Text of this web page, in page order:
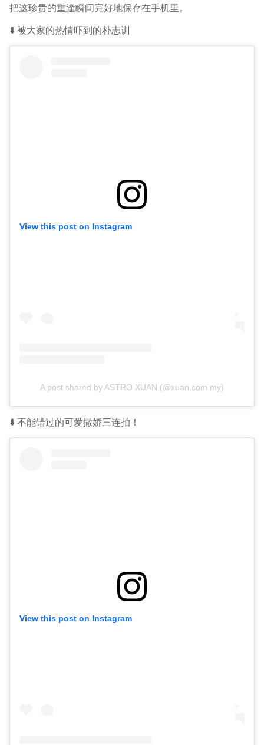
把这珍贵的重逢瞬间完好地保存在手机里。
⬇️ 被大家的热情吓到的朴志训
View this post on Instagram
A post shared by ASTRO XUAN (@xuan.com.my)
⬇️ 不能错过的可爱撒娇三连拍！
View this post on Instagram